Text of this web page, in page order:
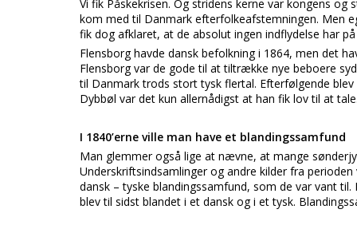
Vi fik Påskekrisen. Og stridens kerne var kongens
kom med til Danmark efterfolkeafstemningen. Men
fik dog afklaret, at de absolut ingen indflydelse har
Flensborg havde dansk befolkning i 1864, men det
Flensborg var de gode til at tiltrække nye beboere
til Danmark trods stort tysk flertal. Efterfølgende
Dybbøl var det kun allernådigst at han fik lov til at
I 1840’erne ville man have et blandingssamfund
Man glemmer også lige at nævne, at mange
Underskriftsindsamlinger og andre kilder fra
dansk – tyske blandingssamfund, som de var vant
blev til sidst blandet i et dansk og i et tysk.